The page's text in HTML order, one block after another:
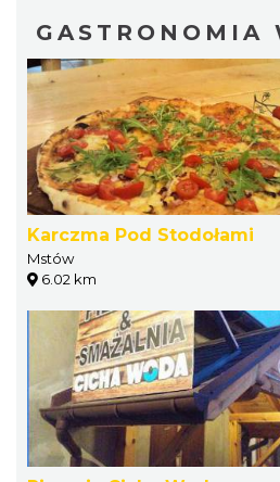
GASTRONOMIA
Karczma Pod Stodołami
Mstów
6.02 km